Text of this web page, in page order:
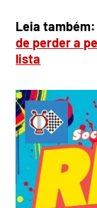
Leia também:
de perder a
lista